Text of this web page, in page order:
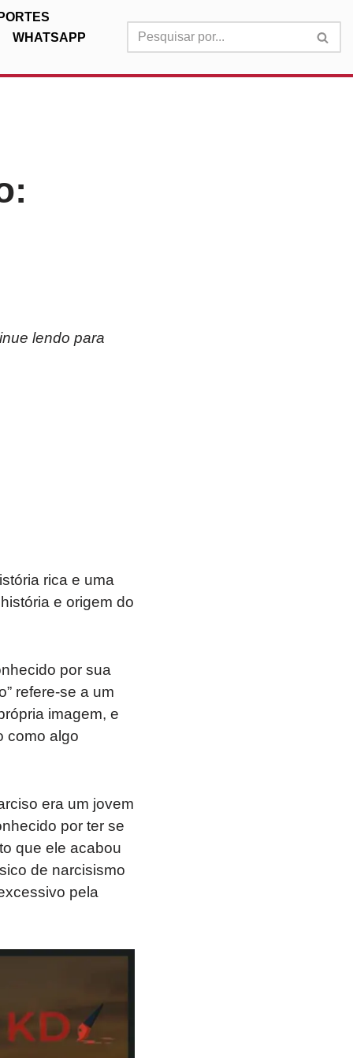
WHATSAPP
lendo para
rica e uma
e origem do
por sua
refere-se a um
imagem, e
como algo
era um jovem
por ter se
que ele acabou
de narcisismo
pela